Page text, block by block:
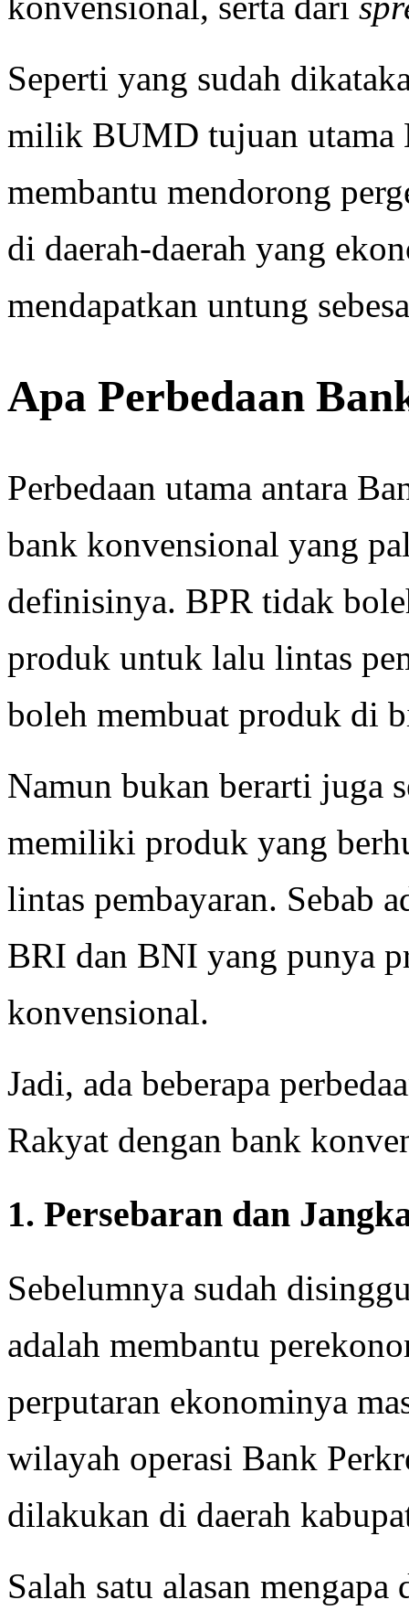
Seperti yang sudah
milik BUMD tujuan utama
membantu mendorong
di daerah-daerah yang
mendapatkan untung
Apa Perbedaan
Perbedaan utama antara
bank konvensional yang
definisinya. BPR tidak
produk untuk lalu lintas
boleh membuat produk di
Namun bukan berarti juga
memiliki produk yang
lintas pembayaran. Sebab
BRI dan BNI yang punya
konvensional.
Jadi, ada beberapa
Rakyat dengan bank
1. Persebaran dan
Sebelumnya sudah
adalah membantu
perputaran ekonominya
wilayah operasi Bank
dilakukan di daerah
Salah satu alasan